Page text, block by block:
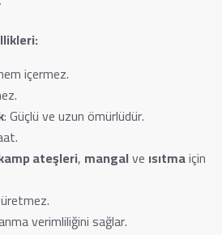
içermez.
: Güçlü ve uzun ömürlüdür.
ateşleri, mangalve ısıtmaiçin
verimliliğini sağlar.